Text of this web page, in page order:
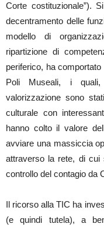
Corte costituzionale”).
decentramento delle
modello di
ripartizione di
periferico, ha
Poli Museali, i
valorizzazione sono
culturale con
hanno colto il valore
avviare una massiccia
attraverso la rete, di
controllo del contagio da
Il ricorso alla TIC ha
(e quindi tutela), a